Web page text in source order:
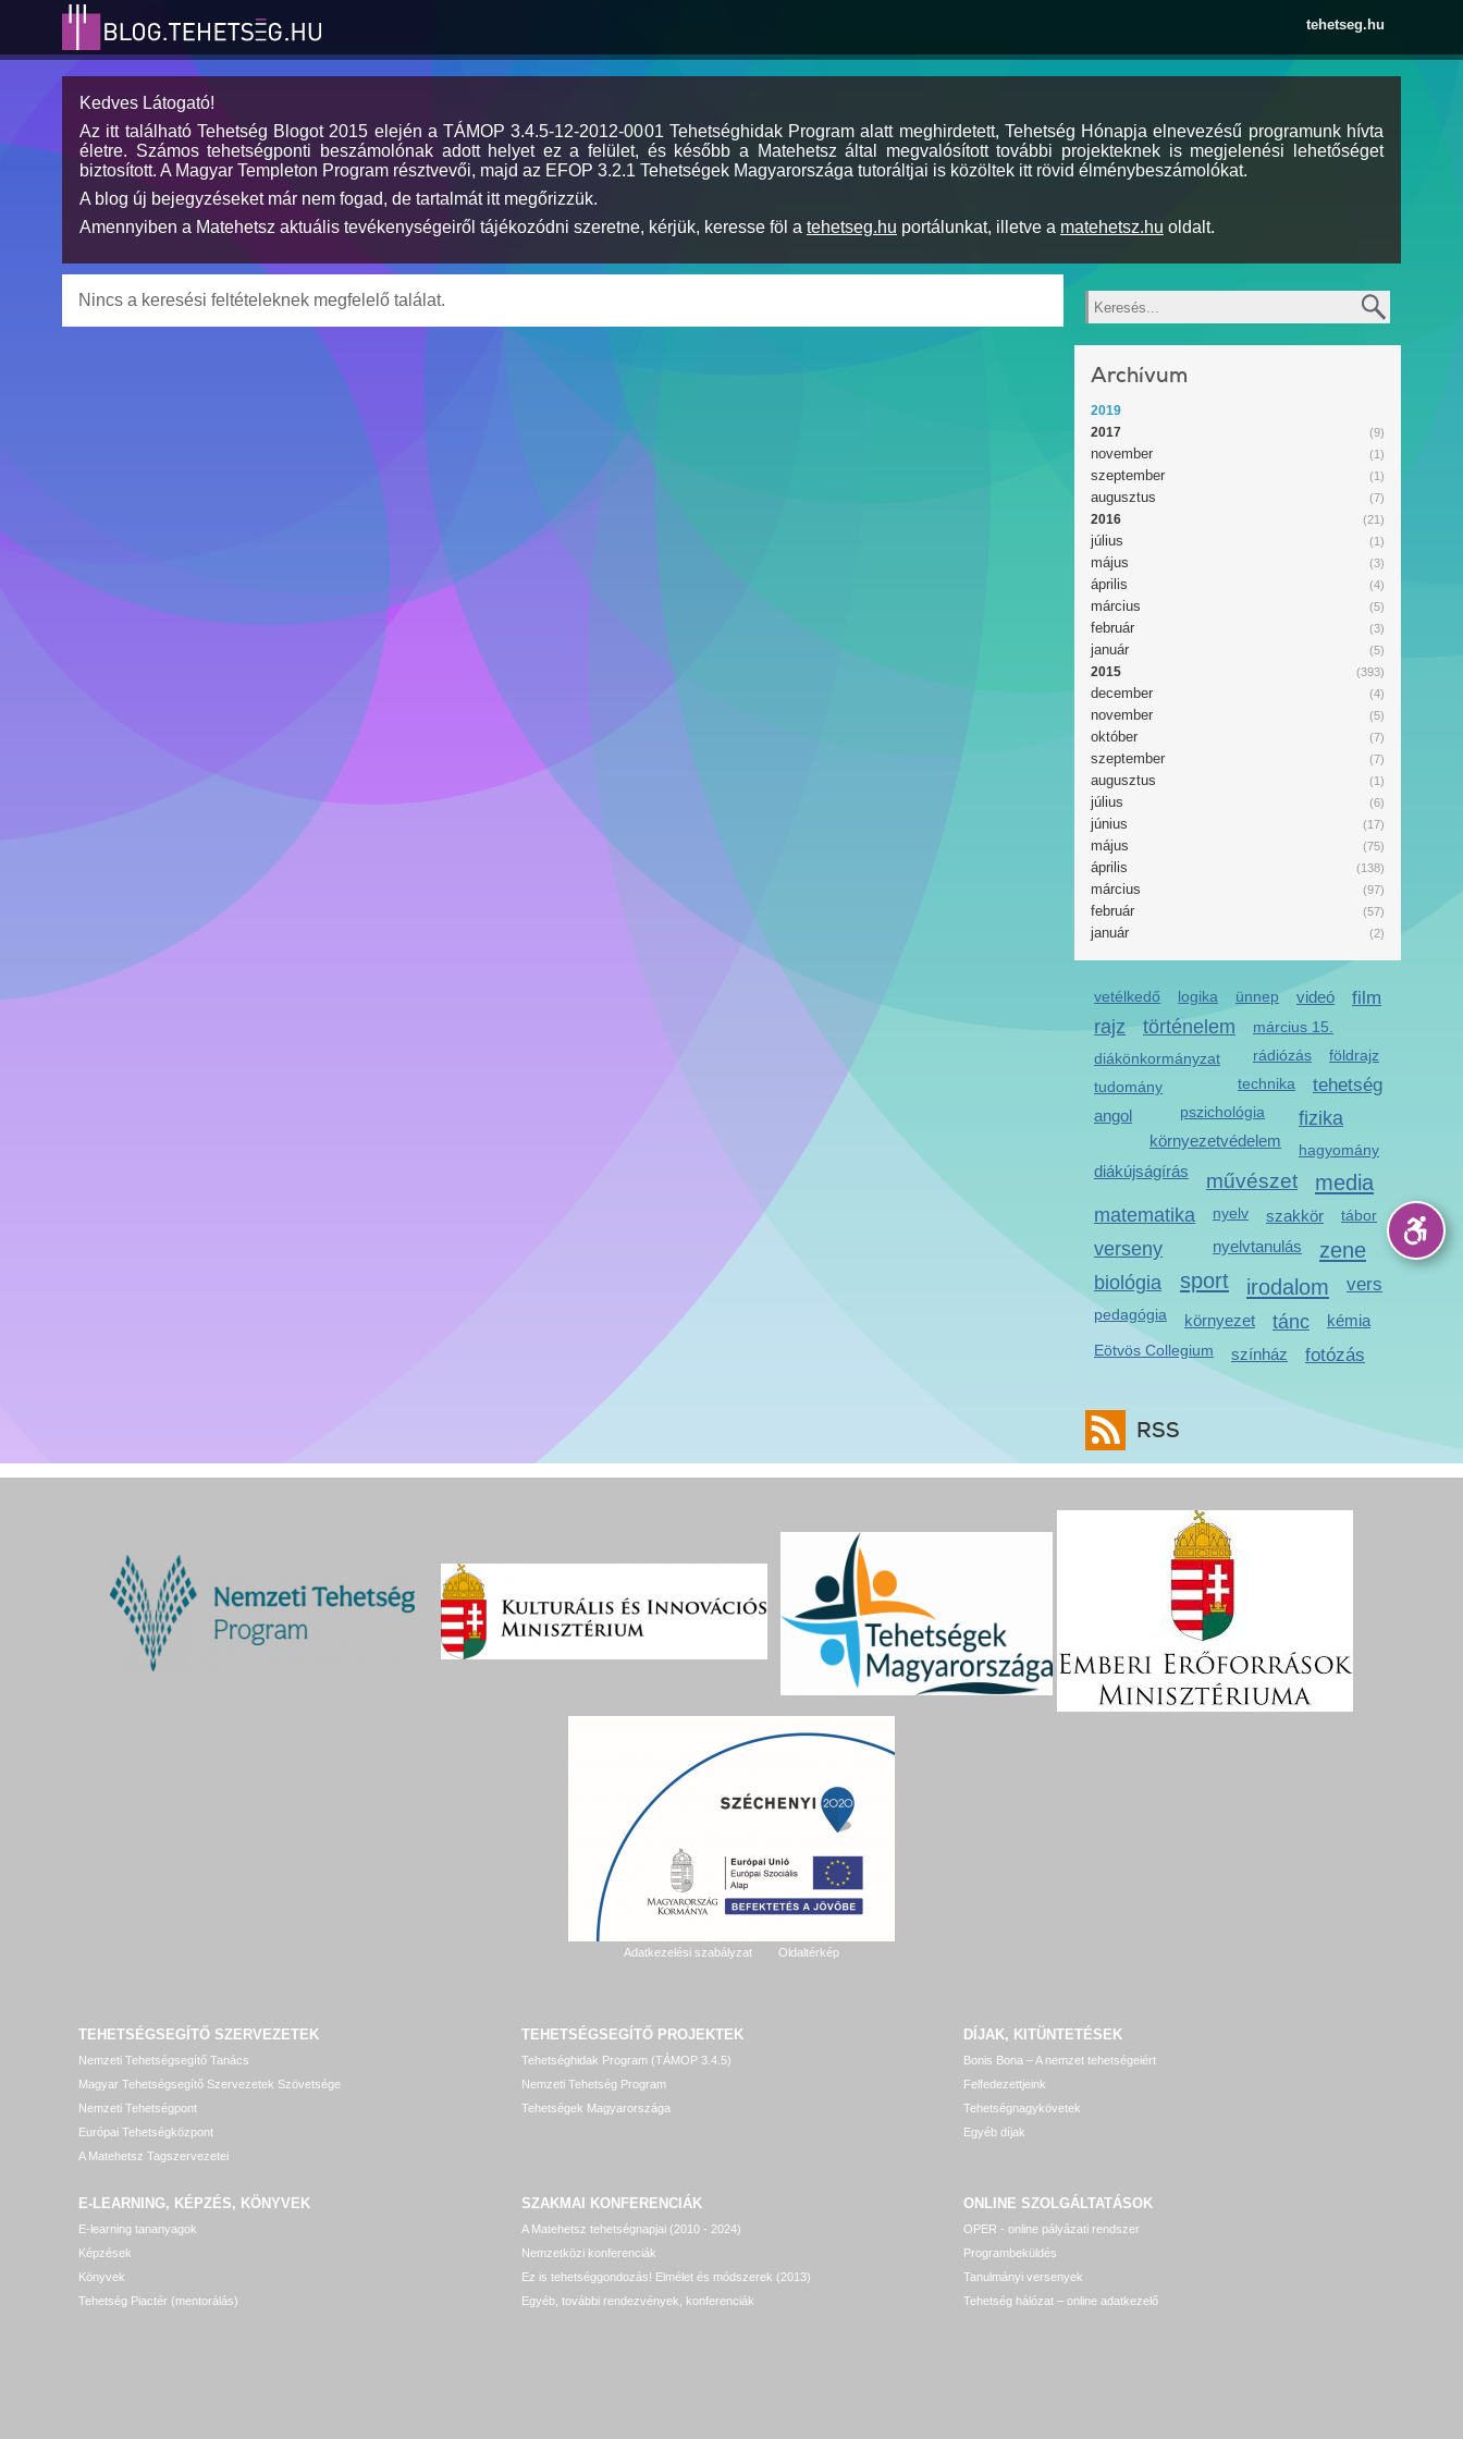
tehetseg.hu
Kedves Látogató!
Az itt található Tehetség Blogot 2015 elején a TÁMOP 3.4.5-12-2012-0001 Tehetséghidak Program alatt meghirdetett, Tehetség Hónapja elnevezésű programunk hívta
életre. Számos tehetségponti beszámolónak adott helyet ez a felület, és később a Matehetsz által megvalósított további projekteknek is megjelenési lehetőséget
biztosított. A Magyar Templeton Program résztvevői, majd az EFOP 3.2.1 Tehetségek Magyarországa tutoráltjai is közöltek itt rövid élménybeszámolókat.
A blog új bejegyzéseket már nem fogad, de tartalmát itt megőrizzük.
Amennyiben a Matehetsz aktuális tevékenységeiről tájékozódni szeretne, kérjük, keresse föl a tehetseg.hu portálunkat, illetve a matehetsz.hu oldalt.
Nincs a keresési feltételeknek megfelelő találat. Keresés
Archívum
2019
(9)
2017
(1)
november
(1)
szeptember
(7)
augusztus
(21)
2016
(1)
július
(3)
május
(4)
április
(5)
március
(3)
február
(5)
január
(393)
2015
(4)
december
(5)
november
(7)
október
(7)
szeptember
(1)
augusztus
(6)
július
(17)
június
(75)
május
(138)
április
(97)
március
(57)
február
(2)
január
vetélkedő logika ünnep videó
rajz történelem
március 15.
rádiózás
diákönkormányzat
földrajz
technika
tehetség
tudomány
pszichológia
angol
környezetvédelem
fizika
hagyomány
diákújságírás művészet media
matematika nyelv
szakkör
nyelvtanulás
verseny
zene
sport
biológia irodalom
film
pedagógia környezet
Eötvös Collegium
tánc
vers
tábor
kémia
színház
fotózás
RSS
Adatkezelési szabályzat Oldaltérkép
TEHETSÉGSEGÍTŐ SZERVEZETEK
Nemzeti Tehetségsegítő Tanács
Magyar Tehetségsegítő Szervezetek Szövetsége
Nemzeti Tehetségpont
Európai Tehetségközpont
A Matehetsz Tagszervezetei
TEHETSÉGSEGÍTŐ PROJEKTEK
Tehetséghidak Program (TÁMOP 3.4.5)
Nemzeti Tehetség Program
Tehetségek Magyarországa
DÍJAK, KITÜNTETÉSEK
Bonis Bona – A nemzet tehetségeiért
Felfedezettjeink
Tehetségnagykövetek
Egyéb díjak
E-LEARNING, KÉPZÉS, KÖNYVEK
E-learning tananyagok
Képzések
Könyvek
Tehetség Piactér (mentorálás)
SZAKMAI KONFERENCIÁK
A Matehetsz tehetségnapjai (2010 - 2024)
Nemzetközi konferenciák
Ez is tehetséggondozás! Elmélet és módszerek (2013)
Egyéb, további rendezvények, konferenciák
ONLINE SZOLGÁLTATÁSOK
OPER - online pályázati rendszer
Programbeküldés
Tanulmányi versenyek
Tehetség hálózat – online adatkezelő